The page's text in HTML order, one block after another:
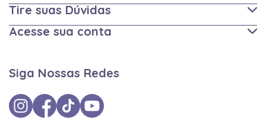
Tire suas Dúvidas
Acesse sua conta
Siga Nossas Redes